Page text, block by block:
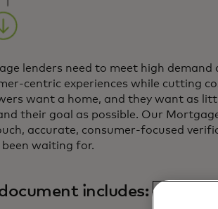
lenders need to meet high
centric experiences while cutting
want a home, and they want as
their goal as possible. Our
accurate, consumer-focused
been waiting for.
includes: